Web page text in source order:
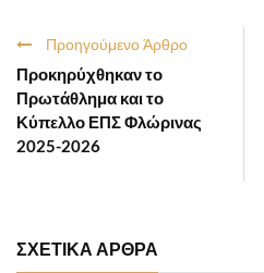
Προηγούμενο Άρθρο
Προκηρύχθηκαν το
Πρωτάθλημα και το
Κύπελλο ΕΠΣ Φλώρινας
2025-2026
ΣΧΕΤΙΚΑ ΑΡΘΡΑ